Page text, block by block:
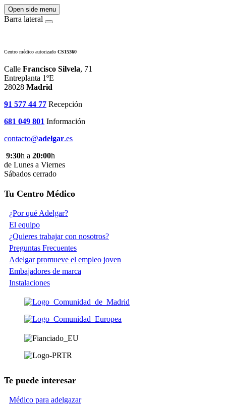
Open side menu
Barra lateral
Centro médico autorizado CS15360
Calle Francisco Silvela, 71
Entreplanta 1ºE
28028 Madrid
91 577 44 77 Recepción
681 049 801 Información
contacto@adelgar.es
9:30h a 20:00h
de Lunes a Viernes
Sábados cerrado
Tu Centro Médico
¿Por qué Adelgar?
El equipo
¿Quieres trabajar con nosotros?
Preguntas Frecuentes
Adelgar promueve el empleo joven
Embajadores de marca
Instalaciones
Te puede interesar
Médico para adelgazar